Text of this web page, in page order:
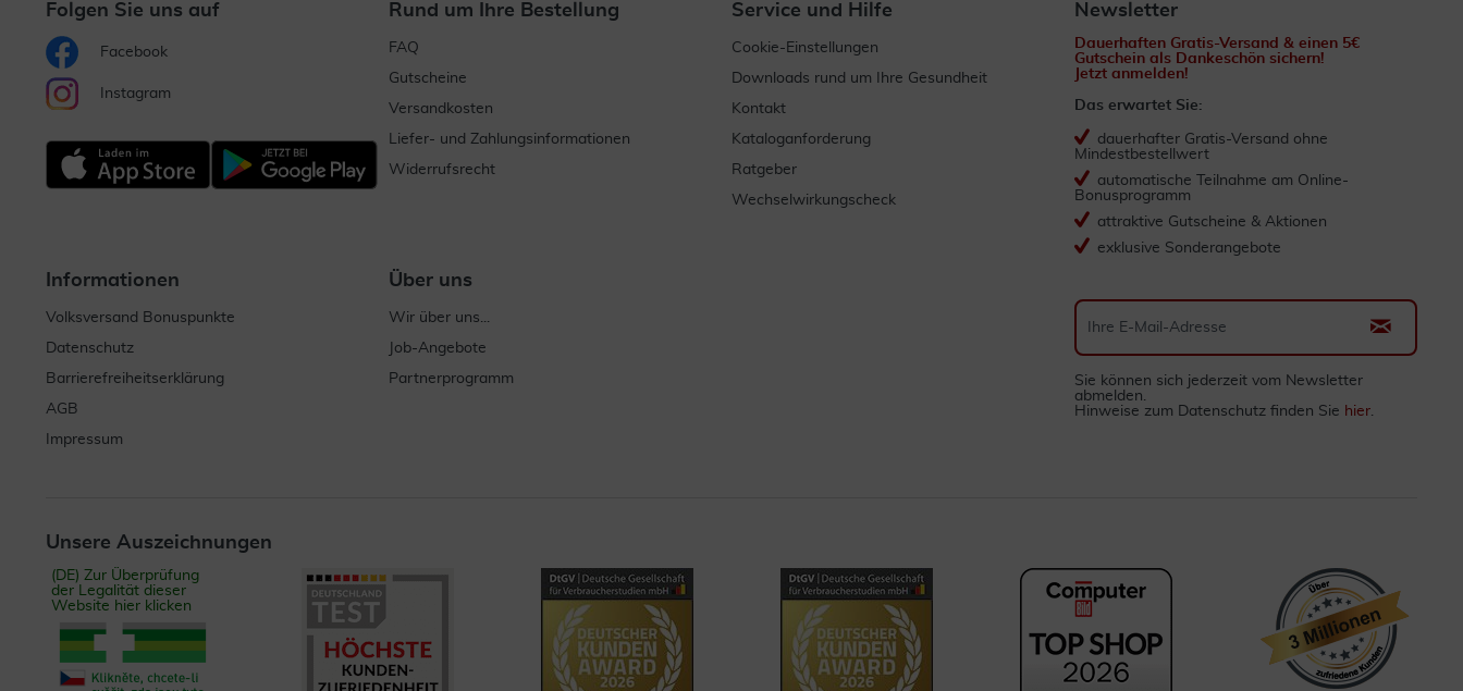
Folgen Sie uns auf
Facebook
Instagram
Rund um Ihre Bestellung
FAQ
Gutscheine
Versandkosten
Liefer- und Zahlungsinformationen
Widerrufsrecht
Service und Hilfe
Cookie-Einstellungen
Downloads rund um Ihre Gesundheit
Kontakt
Kataloganforderung
Ratgeber
Wechselwirkungscheck
Informationen
Volksversand Bonuspunkte
Datenschutz
Barrierefreiheitserklärung
AGB
Impressum
Über uns
Wir über uns...
Job-Angebote
Partnerprogramm
Newsletter
Dauerhaften Gratis-Versand & einen 5€
Gutschein als Dankeschön sichern!
Jetzt anmelden!
Das erwartet Sie:
dauerhafter Gratis-Versand ohne
Mindestbestellwert
automatische Teilnahme am Online-
Bonusprogramm
attraktive Gutscheine & Aktionen
exklusive Sonderangebote
Sie können sich jederzeit vom Newsletter
abmelden.
Hinweise zum Datenschutz finden Sie hier.
Unsere Auszeichnungen
(DE) Zur Überprüfung
der Legalität dieser
Website hier klicken